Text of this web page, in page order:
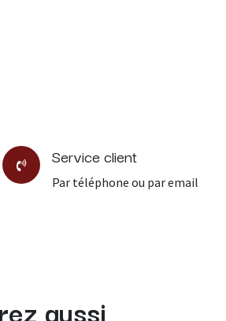
Service client
Par téléphone ou par email
aussi